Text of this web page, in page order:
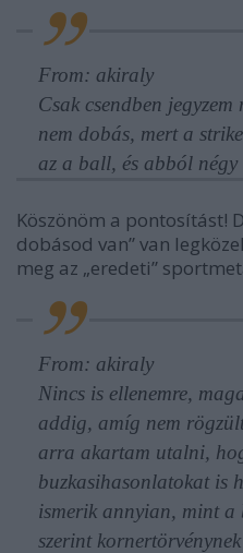
From: akiraly
Csak csendben
nem dobás, mert a
az a ball, és abból négy
Köszönöm a pontosítást!
dobásod van” van
meg az „eredeti”
From: akiraly
Nincs is ellenemre,
addig, amíg nem
arra akartam utalni,
buzkasihasonlatokat is
ismerik annyian, mint a
szerint